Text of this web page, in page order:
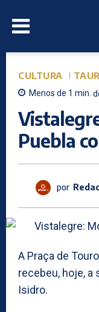
CULTURA
Menos de 1 min.
Puebla
por
A Praça de
recebeu, hoje, a
Isidro.